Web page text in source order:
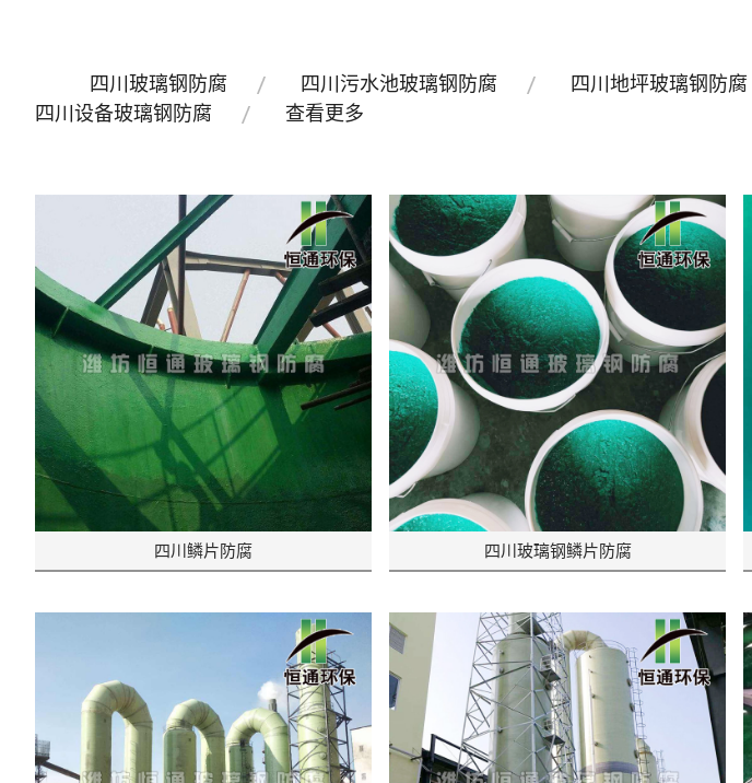
四川玻璃钢防腐 四川污水池玻璃钢防腐 四川地坪玻璃钢防腐
四川设备玻璃钢防腐
查看更多
四川鳞片防腐 四川玻璃钢鳞片防腐